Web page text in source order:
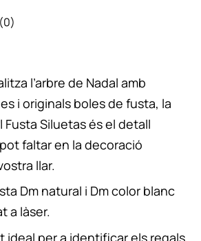
(0)
l’arbre de Nadal amb
i originals boles de fusta, la
Fusta Siluetas és el detall
faltar en la decoració
llar.
Dm natural i Dm color blanc
a làser.
ideal per a identificar els regals